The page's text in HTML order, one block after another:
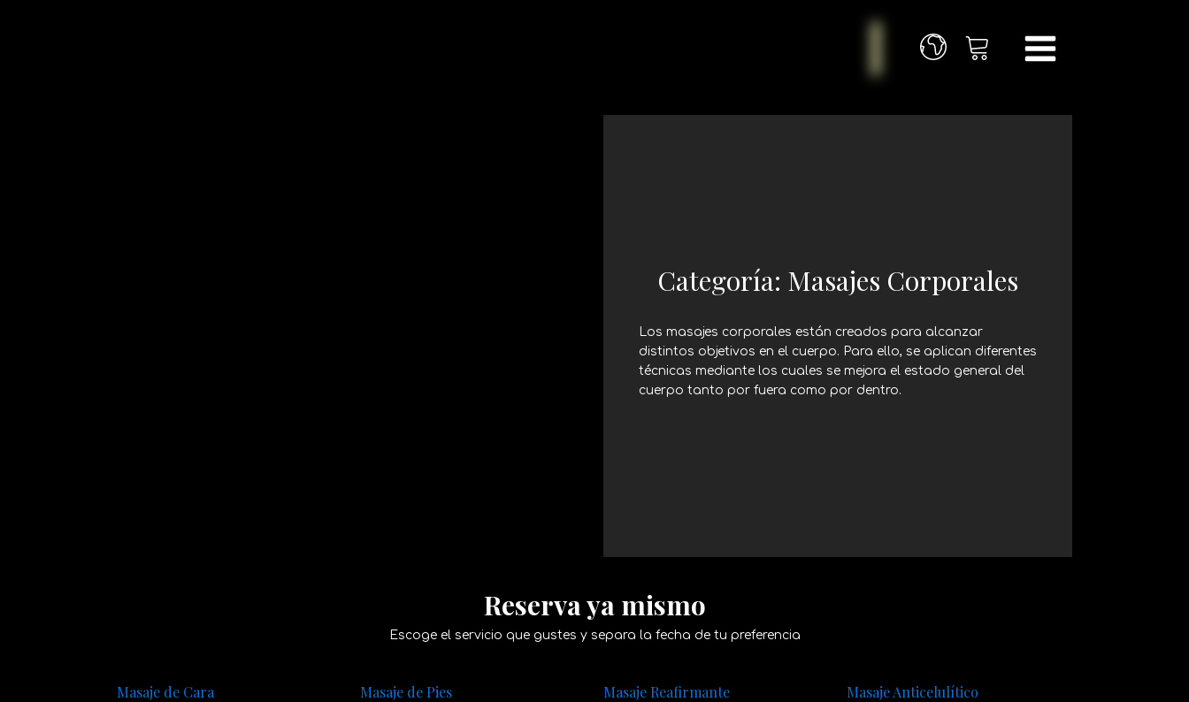
Categoría: Masajes Corporales
Los masajes corporales están creados para alcanzar
distintos objetivos en el cuerpo. Para ello, se aplican diferentes
técnicas mediante los cuales se mejora el estado general del
cuerpo tanto por fuera como por dentro.
Reserva ya mismo
Escoge el servicio que gustes y separa la fecha de tu preferencia
Masaje de Cara Masaje de Pies Masaje Reafirmante Masaje Anticelulítico